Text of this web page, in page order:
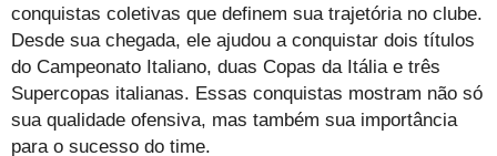
conquistas coletivas que definem sua trajetória no clube.
Desde sua chegada, ele ajudou a conquistar dois títulos
do Campeonato Italiano, duas Copas da Itália e três
Supercopas italianas. Essas conquistas mostram não só
sua qualidade ofensiva, mas também sua importância
para o sucesso do time.